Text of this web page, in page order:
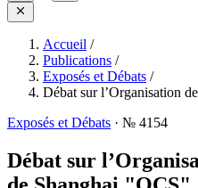
Accueil /
Publications /
Exposés et Débats /
Débat sur l’Organisation
Exposés et Débats · № 4154
Débat sur